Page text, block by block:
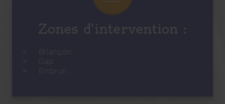
Zones d'intervention :